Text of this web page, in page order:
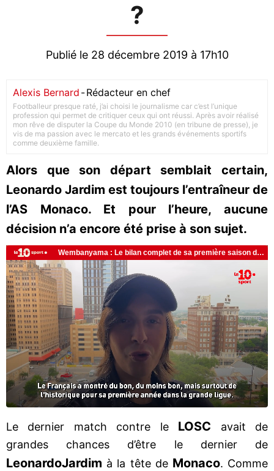
?
Publié le 28 décembre 2019 à 17h10
Alexis Bernard -Rédacteur en chef
Footballeur presque raté, j’ai choisi le journalisme car c’est l’unique
profession qui permet de critiquer ceux qui ont réussi. Après avoir réalisé
mon rêve de disputer la Coupe du Monde 2010 (en tribune de presse), je
vis de ma passion avec le mercato et les grands événements sportifs
comme deuxième famille.
Alors que son départ semblait certain,
Leonardo Jardim est toujours l’entraîneur de
l’AS Monaco. Et pour l’heure, aucune
décision n’a encore été prise à son sujet.
Le dernier match contre le LOSC avait de
grandes chances d’être le dernier de
LeonardoJardim à la tête de Monaco. Comme